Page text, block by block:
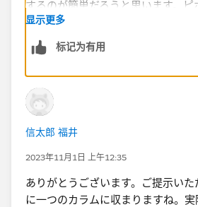
显示更多
标记为有用
信太郎 福井
2023年11月1日 上午12:35
ありがとうございます。ご提示い
に一つのカラムに収まりますね。